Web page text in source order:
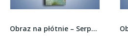
Obraz na płótnie – Serpentyna na wodzie –...